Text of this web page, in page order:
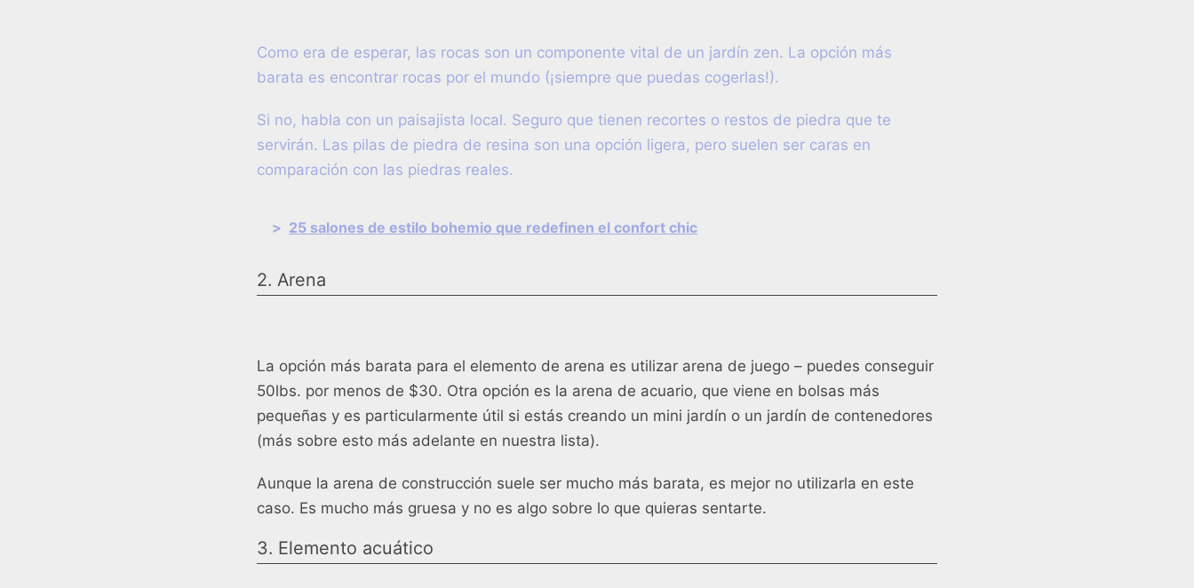
Como era de esperar, las rocas son un componente vital de un jardín zen. La opción más
barata es encontrar rocas por el mundo (¡siempre que puedas cogerlas!).
Si no, habla con un paisajista local. Seguro que tienen recortes o restos de piedra que te
servirán. Las pilas de piedra de resina son una opción ligera, pero suelen ser caras en
comparación con las piedras reales.
> 25 salones de estilo bohemio que redefinen el confort chic
2. Arena
La opción más barata para el elemento de arena es utilizar arena de juego – puedes conseguir
50lbs. por menos de $30. Otra opción es la arena de acuario, que viene en bolsas más
pequeñas y es particularmente útil si estás creando un mini jardín o un jardín de contenedores
(más sobre esto más adelante en nuestra lista).
Aunque la arena de construcción suele ser mucho más barata, es mejor no utilizarla en este
caso. Es mucho más gruesa y no es algo sobre lo que quieras sentarte.
3. Elemento acuático